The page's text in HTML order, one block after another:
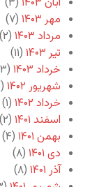
مهر ۱۴۰۳
(۷)
مرداد ۱۴۰۳
(۲)
تیر ۱۴۰۳
(۱۱)
خرداد ۱۴۰۳
(۱۳)
شهریور ۱۴۰۲
(۲)
خرداد ۱۴۰۲
(۱)
اسفند ۱۴۰۱
(۲)
بهمن ۱۴۰۱
(۴)
دی ۱۴۰۱
(۸)
آذر ۱۴۰۱
(۸)